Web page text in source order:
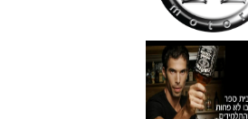
מידע נוסף
Pour
285
₪
מידע נוסף